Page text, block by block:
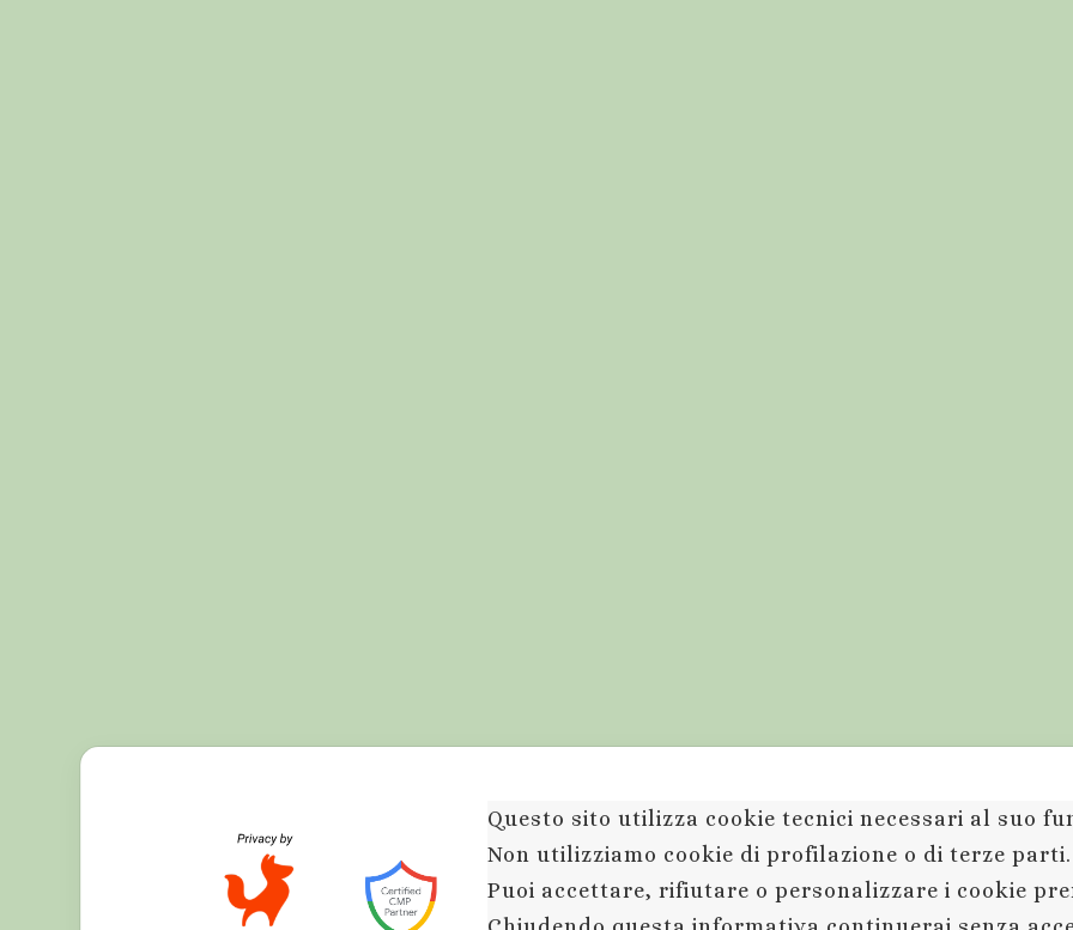
Questo sito utilizza cookie tecnici necessari al suo
Non utilizziamo cookie di profilazione o di terze parti.
Puoi accettare, rifiutare o personalizzare i cookie